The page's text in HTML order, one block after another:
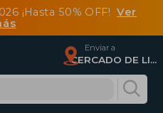
¡Hasta 50% OFF!Ver
Enviar a
CERCADO DE LIMA, Lima